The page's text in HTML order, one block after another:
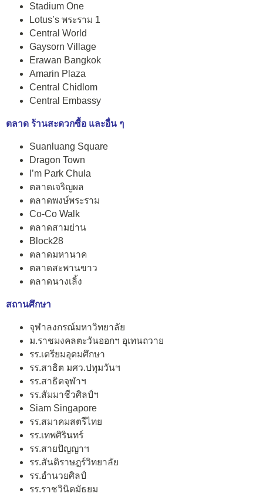
Stadium One
Lotus’s พระราม 1
Central World
Gaysorn Village
Erawan Bangkok
Amarin Plaza
Central Chidlom
Central Embassy
ตลาด ร้านสะดวกซื้อ และอื่น ๆ
Suanluang Square
Dragon Town
I’m Park Chula
ตลาดเจริญผล
ตลาดพงษ์พระราม
Co-Co Walk
ตลาดสามย่าน
Block28
ตลาดมหานาค
ตลาดสะพานขาว
ตลาดนางเลิ้ง
สถานศึกษา
จุฬาลงกรณ์มหาวิทยาลัย
ม.ราชมงคลตะวันออกฯ อุเทนถวาย
รร.เตรียมอุดมศึกษา
รร.สาธิต มศว.ปทุมวันฯ
รร.สาธิตจุฬาฯ
รร.สัมมาชีวศิลป์ฯ
Siam Singapore
รร.สมาคมสตรีไทย
รร.เทพศิรินทร์
รร.สายปัญญาฯ
รร.สันติราษฎร์วิทยาลัย
รร.อำนวยศิลป์
รร.ราชวินิตมัธยม